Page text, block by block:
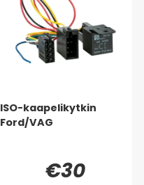
ISO-kaapelikytkin
Ford/VAG
€30